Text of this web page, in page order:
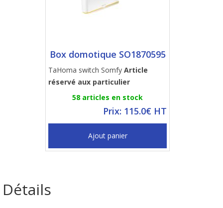
Box domotique SO1870595
TaHoma switch Somfy Article
réservé aux particulier
58 articles en stock
Prix: 115.0€ HT
Ajout panier
Détails